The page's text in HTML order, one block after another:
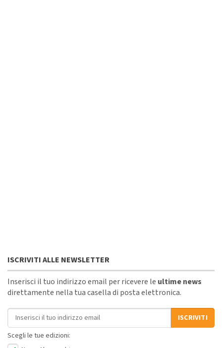
ISCRIVITI ALLE NEWSLETTER
Inserisci il tuo indirizzo email per ricevere le ultime news
direttamente nella tua casella di posta elettronica.
Indirizzo email
ISCRIVITI
Scegli le tue edizioni: